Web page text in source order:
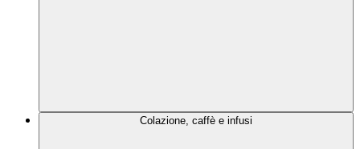
Colazione, caffè e infusi